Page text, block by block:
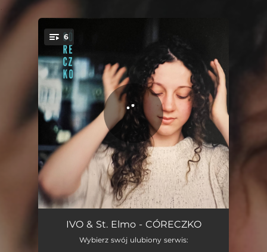
6
córeczko 01:50
cheetah.
IVO & St. Elmo - CÓRECZKO
Wybierz swój ulubiony serwis: